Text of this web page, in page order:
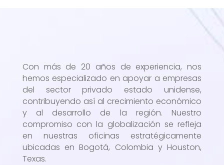
Con más de 20 años de experiencia, nos
hemos especializado en apoyar a empresas
del sector privado estado unidense,
contribuyendo así al crecimiento económico
y al desarrollo de la región. Nuestro
compromiso con la globalización se refleja
en nuestras oficinas estratégicamente
ubicadas en Bogotá, Colombia y Houston,
Texas.